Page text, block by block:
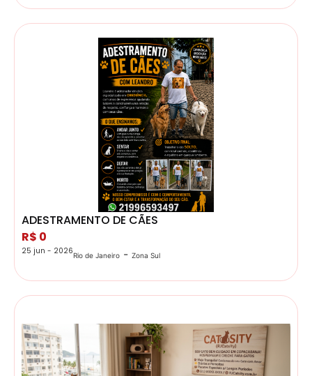
ADESTRAMENTO DE CÃES
R$ 0
25 jun - 2026Rio de Janeiro - Zona Sul